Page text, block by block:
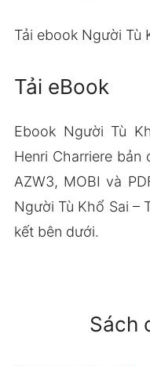
Tải ebook Người Tù
Tải eBook
Ebook Người Tù
Henri Charriere
AZW3, MOBI và
Người Tù Khổ Sai –
kết bên dưới.
Sách